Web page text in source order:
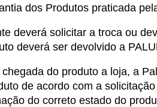
dos Produtos praticada
deverá solicitar a troca ou
deverá ser devolvido a
do produto a loja, a
de acordo com a
do correto estado do